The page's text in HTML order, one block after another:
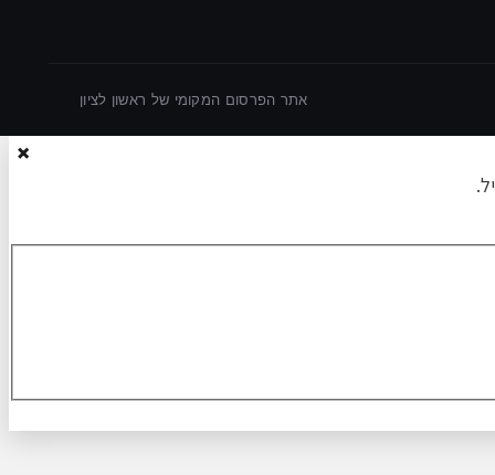
אתר הפרסום המקומי של ראשון לציון
×